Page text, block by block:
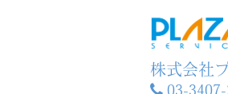
株式会社